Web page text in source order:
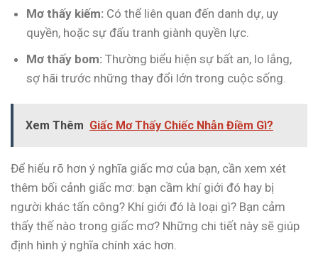
Mơ thấy kiếm: Có thể liên quan đến danh dự, uy
quyền, hoặc sự đấu tranh giành quyền lực.
Mơ thấy bom: Thường biểu hiện sự bất an, lo lắng,
sợ hãi trước những thay đổi lớn trong cuộc sống.
Xem Thêm Giấc Mơ Thấy Chiếc Nhẫn Điềm Gì?
Để hiểu rõ hơn ý nghĩa giấc mơ của bạn, cần xem xét
thêm bối cảnh giấc mơ: bạn cầm khí giới đó hay bị
người khác tấn công? Khí giới đó là loại gì? Bạn cảm
thấy thế nào trong giấc mơ? Những chi tiết này sẽ giúp
định hình ý nghĩa chính xác hơn.